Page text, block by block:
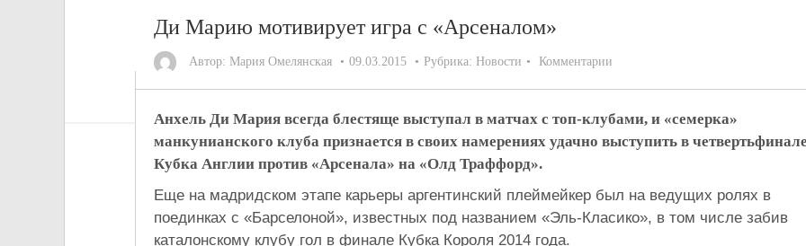
Ди Марию мотивирует игра с «Арсеналом»
Автор: Мария Омелянская 09.03.2015 Рубрика: Новости Комментарии
Анхель Ди Мария всегда блестяще выступал в матчах с топ-клубами, и «семерка»
манкунианского клуба признается в своих намерениях удачно выступить в четвертьфинале
Кубка Англии против «Арсенала» на «Олд Траффорд».
Еще на мадридском этапе карьеры аргентинский плеймейкер был на ведущих ролях в
поединках с «Барселоной», известных под названием «Эль-Класико», в том числе забив
каталонскому клубу гол в финале Кубка Короля 2014 года.